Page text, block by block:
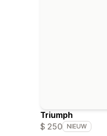
Triumph
$ 250 NIEUW